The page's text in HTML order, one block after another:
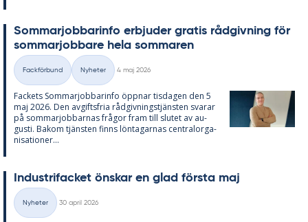
Som­mar­job­ba­rin­fo er­bju­der gra­tis råd­giv­ning för
som­mar­job­ba­re hela som­ma­ren
Kategorier
Fackförbund Nyheter
4 maj 2026
Fac­kets Som­mar­job­ba­rin­fo öpp­nar tis­da­gen den 5
maj 2026. Den av­gifts­fria råd­giv­nings­tjäns­ten sva­rar
på som­mar­job­bar­nas frå­gor fram till slu­tet av au­
gusti. Bakom tjäns­ten fin­ns lön­ta­gar­nas cen­tral­or­ga­
ni­sa­tio­ner...
In­du­stri­fac­ket öns­kar en glad förs­ta maj
Kategorier
Nyheter
30 april 2026